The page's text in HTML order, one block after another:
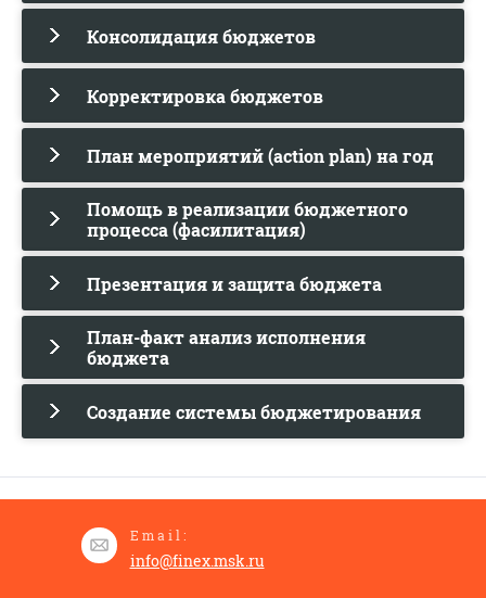
Консолидация бюджетов
Корректировка бюджетов
План мероприятий (action plan) на год
Помощь в реализации бюджетного
процесса (фасилитация)
Презентация и защита бюджета
План-факт анализ исполнения
бюджета
Создание системы бюджетирования
Email:
info@finex.msk.ru